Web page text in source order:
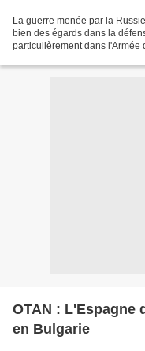
La guerre menée par la
bien des égards dans la
particulièrement dans l'Armée
OTAN : L'Espagne
en Bulgarie